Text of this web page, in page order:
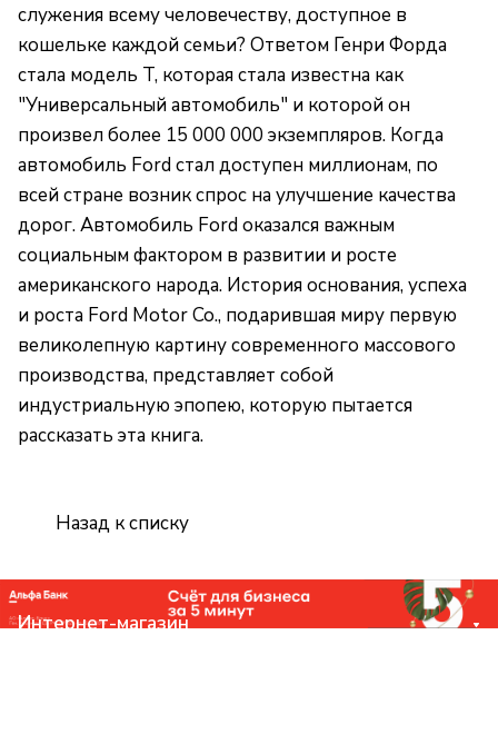
служения всему человечеству, доступное в
кошельке каждой семьи? Ответом Генри Форда
стала модель T, которая стала известна как
"Универсальный автомобиль" и которой он
произвел более 15 000 000 экземпляров. Когда
автомобиль Ford стал доступен миллионам, по
всей стране возник спрос на улучшение качества
дорог. Автомобиль Ford оказался важным
социальным фактором в развитии и росте
американского народа. История основания, успеха
и роста Ford Motor Co., подарившая миру первую
великолепную картину современного массового
производства, представляет собой
индустриальную эпопею, которую пытается
рассказать эта книга.
Назад к списку
Интернет-магазин